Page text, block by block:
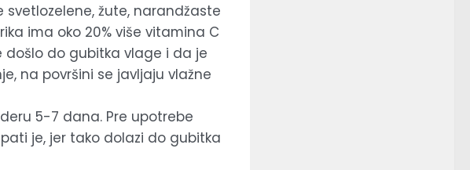
svetlozelene, žute, narandžaste
ima oko 20% više vitamina C
došlo do gubitka vlage i da je
na površini se javljaju vlažne
5-7 dana. Pre upotrebe
je, jer tako dolazi do gubitka